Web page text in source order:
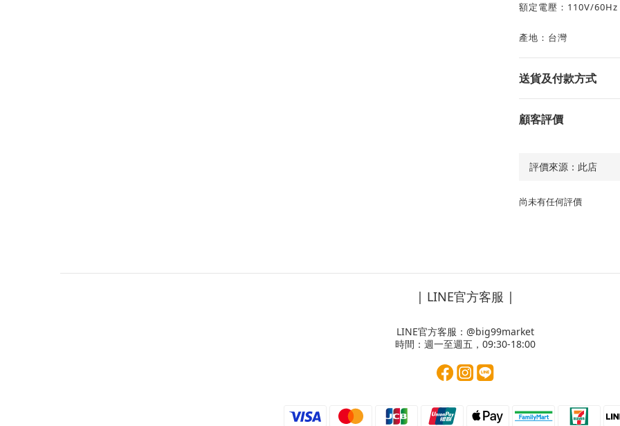
額定電壓：110V/60Hz
產地：台灣
送貨及付款方式
顧客評價
尚未有任何評價
| LINE官方客服 |
LINE官方客服： @big99market
時間：週一至週五，09:30-18:00